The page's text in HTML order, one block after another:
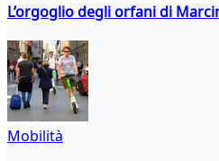
L’orgoglio degli orfani di
Mobilità